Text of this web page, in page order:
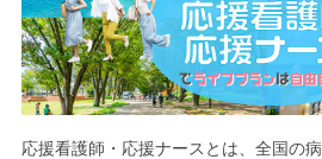
応援看護師・応援ナースとは、全国の